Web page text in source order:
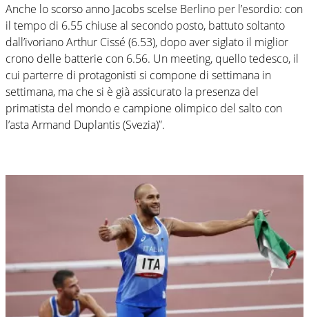
Anche lo scorso anno Jacobs scelse Berlino per l’esordio: con
il tempo di 6.55 chiuse al secondo posto, battuto soltanto
dall’ivoriano Arthur Cissé (6.53), dopo aver siglato il miglior
crono delle batterie con 6.56. Un meeting, quello tedesco, il
cui parterre di protagonisti si compone di settimana in
settimana, ma che si è già assicurato la presenza del
primatista del mondo e campione olimpico del salto con
l’asta Armand Duplantis (Svezia)”.